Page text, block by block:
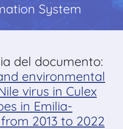
System
del documento:
environmental
virus in Culex
in Emilia-
2013 to 2022